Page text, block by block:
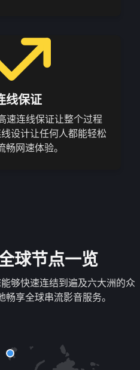
线保证
速连线保证让整个过程
设计让任何人都能轻松
畅网速体验。
球节点一览
够快速连结到遍及六大洲的众
享全球串流影音服务。